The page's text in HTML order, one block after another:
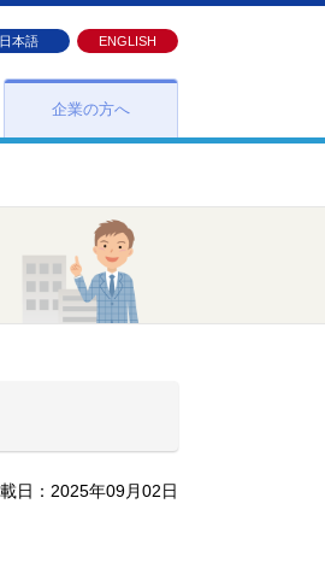
日本語 ENGLISH
企業の方へ
日：2025年09月02日